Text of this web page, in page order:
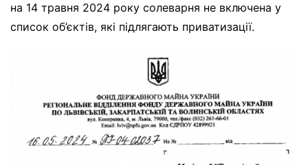
на 14 травня 2024 року солеварня не включена у
список об’єктів, які підлягають приватизації.